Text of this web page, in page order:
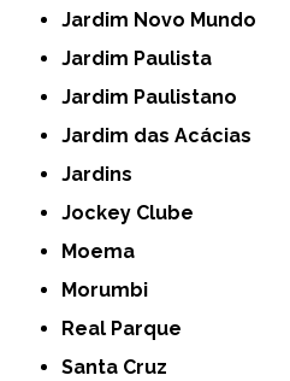
Jardim Novo Mundo
Jardim Paulista
Jardim Paulistano
Jardim das Acácias
Jardins
Jockey Clube
Moema
Morumbi
Real Parque
Santa Cruz